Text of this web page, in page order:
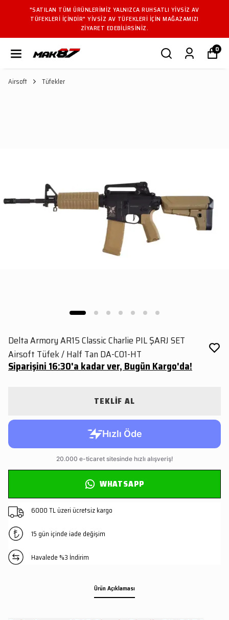
"SATILAN TÜM ÜRÜNLERIMIZ YALNIZCA RUHSATLI YIVSIZ AV
TÜFEKLERI IÇINDIR" YIVSIZ AV TÜFEKLERI IÇIN MAĞAZAMIZI
ZIYARET EDEBILIRSINIZ.
0
Airsoft Tüfekler
Delta Armory AR15 Classic Charlie PIL ŞARJ SET
Airsoft Tüfek / Half Tan DA-C01-HT
Siparişini 16:30'a kadar ver, Bugün Kargo'da!
TEKLİF AL
WHATSAPP
6000 TL üzeri ücretsiz kargo
15 gün içinde iade değişim
Havalede %3 İndirim
Ürün Açıklaması